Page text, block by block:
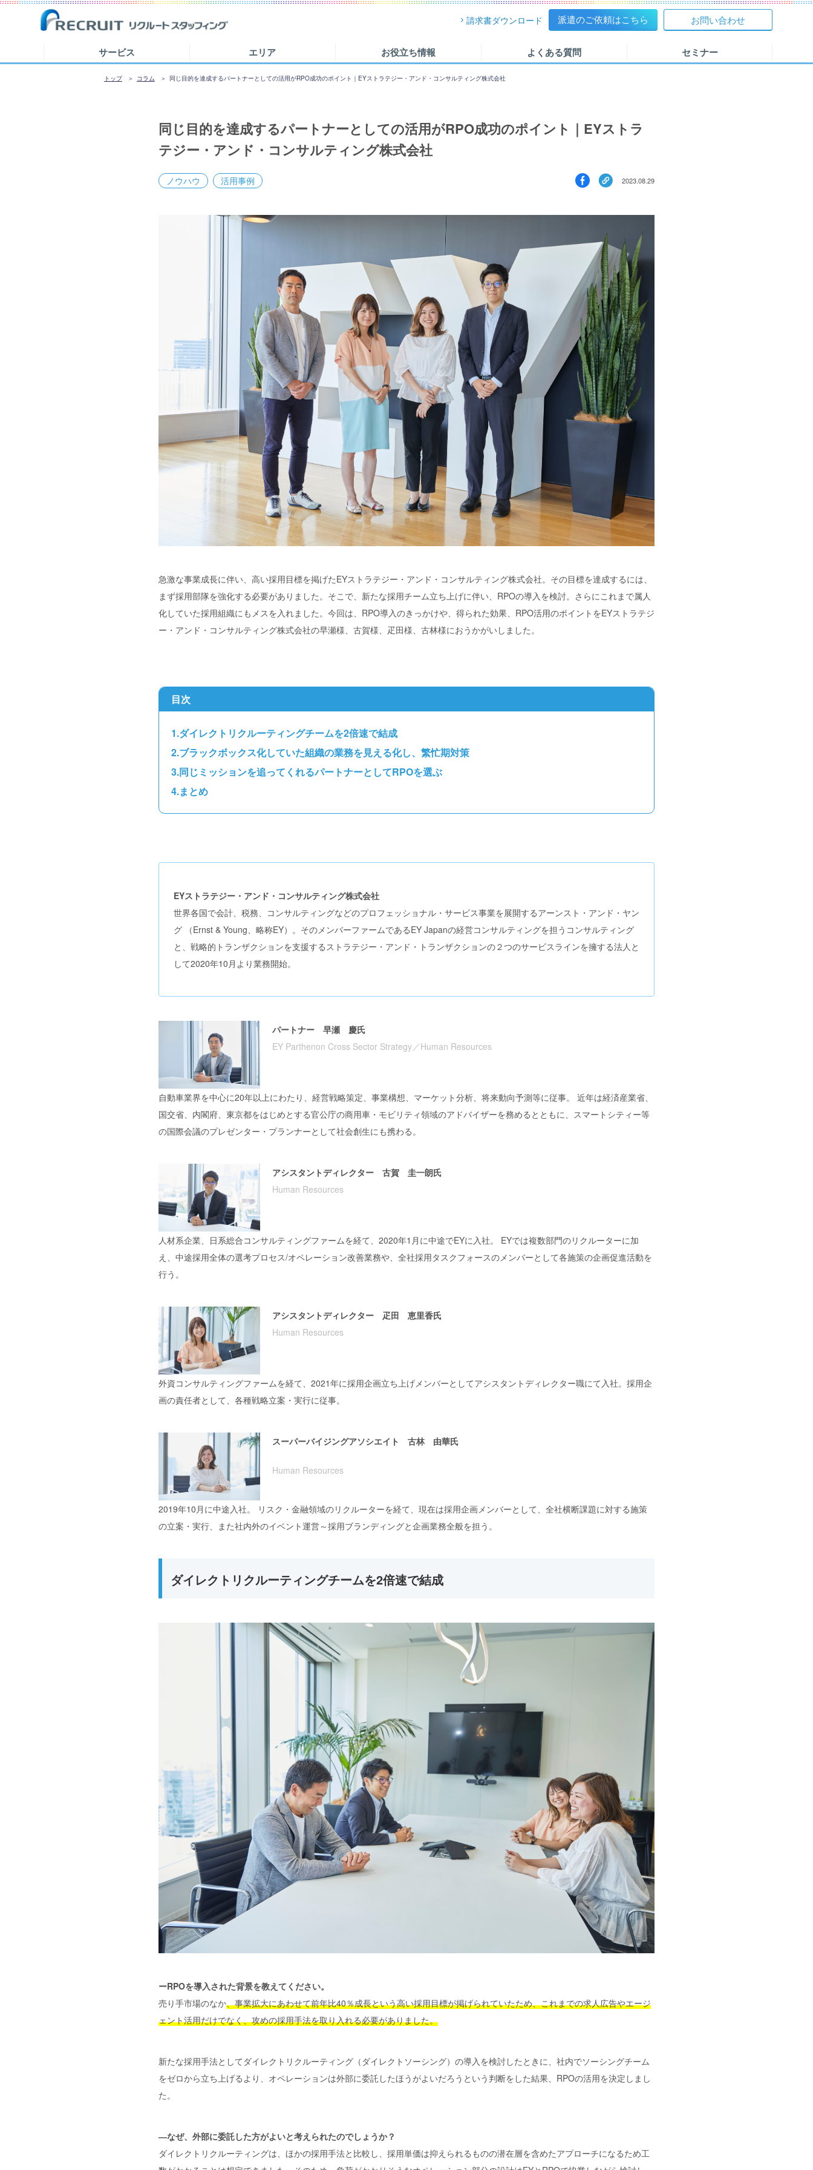
請求書ダウンロード 派遣のご依頼はこちら お問い合わせ
サービス エリア お役立ち情報 よくある質問 セミナー
トップ コラム 同じ目的を達成するパートナーとしての活用がRPO成功のポイント｜EYストラテジー・アンド・コンサルティング株式会社
同じ目的を達成するパートナーとしての活用がRPO成功のポイント｜EYストラ
テジー・アンド・コンサルティング株式会社
ノウハウ 活用事例 2023.08.29
急激な事業成長に伴い、高い採用目標を掲げたEYストラテジー・アンド・コンサルティング株式会社。その目標を達成するには、
まず採用部隊を強化する必要がありました。そこで、新たな採用チーム立ち上げに伴い、RPOの導入を検討。さらにこれまで属人
化していた採用組織にもメスを入れました。今回は、RPO導入のきっかけや、得られた効果、RPO活用のポイントをEYストラテジ
ー・アンド・コンサルティング株式会社の早瀬様、古賀様、疋田様、古林様におうかがいしました。
目次
ダイレクトリクルーティングチームを2倍速で結成
ブラックボックス化していた組織の業務を見える化し、繁忙期対策
同じミッションを追ってくれるパートナーとしてRPOを選ぶ
まとめ
EYストラテジー・アンド・コンサルティング株式会社
世界各国で会計、税務、コンサルティングなどのプロフェッショナル・サービス事業を展開するアーンスト・アンド・ヤン
グ （Ernst & Young、略称EY）。そのメンバーファームであるEY Japanの経営コンサルティングを担うコンサルティング
と、戦略的トランザクションを支援するストラテジー・アンド・トランザクションの２つのサービスラインを擁する法人と
して2020年10月より業務開始。
パートナー 早瀬 慶氏
EY Parthenon Cross Sector Strategy／Human Resources
自動車業界を中心に20年以上にわたり、経営戦略策定、事業構想、マーケット分析、将来動向予測等に従事。
近年は経済産業省、
国交省、内閣府、東京都をはじめとする官公庁の商用車・モビリティ領域のアドバイザーを務めるとともに、スマートシティー等
の国際会議のプレゼンター・プランナーとして社会創生にも携わる。
アシスタントディレクター 古賀 圭一朗氏
Human Resources
人材系企業、日系総合コンサルティングファームを経て、2020年1月に中途でEYに入社。
EYでは複数部門のリクルーターに加
え、中途採用全体の選考プロセス/オペレーション改善業務や、全社採用タスクフォースのメンバーとして各施策の企画促進活動を
行う。
アシスタントディレクター 疋田 恵里香氏
Human Resources
外資コンサルティングファームを経て、2021年に採用企画立ち上げメンバーとしてアシスタントディレクター職にて入社。採用企
画の責任者として、各種戦略立案・実行に従事。
スーパーバイジングアソシエイト 古林 由華氏
Human Resources
2019年10月に中途入社。
リスク・金融領域のリクルーターを経て、現在は採用企画メンバーとして、全社横断課題に対する施策
の立案・実行、また社内外のイベント運営～採用ブランディングと企画業務全般を担う。
ダイレクトリクルーティングチームを2倍速で結成
ーRPOを導入された背景を教えてください。
売り手市場のなか、事業拡大にあわせて前年比40％成長という高い採用目標が掲げられていたため、これまでの求人広告やエージ
ェント活用だけでなく、攻めの採用手法を取り入れる必要がありました。
新たな採用手法としてダイレクトリクルーティング（ダイレクトソーシング）の導入を検討したときに、社内でソーシングチーム
をゼロから立ち上げるより、オペレーションは外部に委託したほうがよいだろうという判断をした結果、RPOの活用を決定しまし
た。
―なぜ、外部に委託した方がよいと考えられたのでしょうか？
ダイレクトリクルーティングは、ほかの採用手法と比較し、採用単価は抑えられるものの潜在層を含めたアプローチになるため工